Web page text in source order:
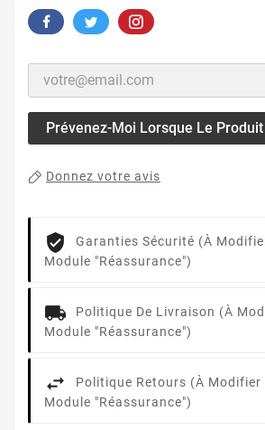
Prévenez-Moi Lorsque Le
Donnez votre avis
Garanties Sécurité (à
Module "Réassurance")
Politique De Livraison (à
Module "Réassurance")
Politique Retours (à Modifier
Module "Réassurance")